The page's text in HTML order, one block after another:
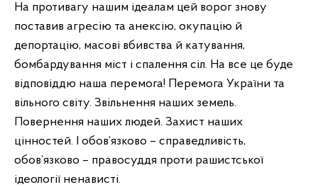
На противагу нашим ідеалам цей ворог знову
поставив агресію та анексію, окупацію й
депортацію, масові вбивства й катування,
бомбардування міст і спалення сіл. На все це буде
відповіддю наша перемога! Перемога України та
вільного світу. Звільнення наших земель.
Повернення наших людей. Захист наших
цінностей. І обов’язково – справедливість,
обов’язково – правосуддя проти рашистської
ідеології ненависті.